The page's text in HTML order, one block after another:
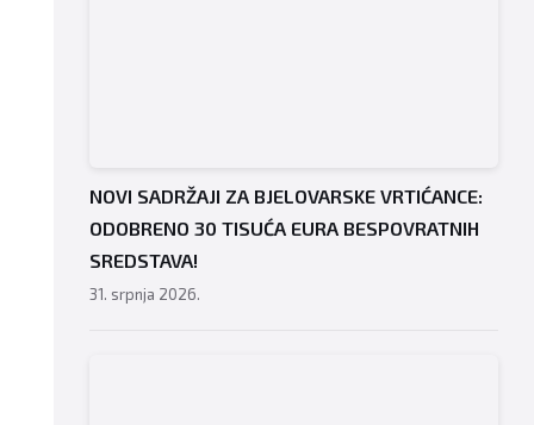
NOVI SADRŽAJI ZA BJELOVARSKE VRTIĆANCE:
ODOBRENO 30 TISUĆA EURA BESPOVRATNIH
SREDSTAVA!
31. srpnja 2026.